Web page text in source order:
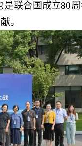
联合国成立80
。